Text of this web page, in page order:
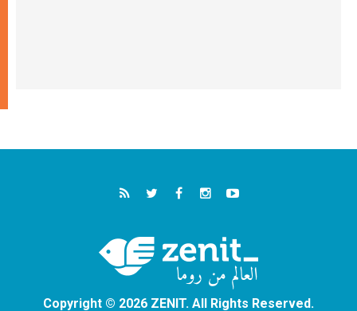
Copyright © 2026 ZENIT. All Rights Reserved.